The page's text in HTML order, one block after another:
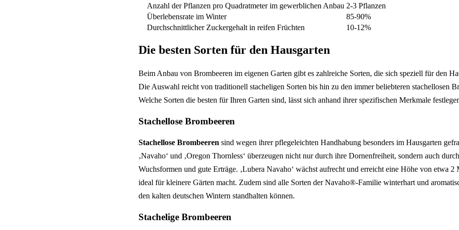
Anzahl der Pflanzen pro Quadratmeter im gewerblichen Anbau 2-3 Pflanzen
Überlebensrate im Winter
85-90%
Durchschnittlicher Zuckergehalt in reifen Früchten
10-12%
Die besten Sorten für den Hausgarten
Beim Anbau von Brombeeren im eigenen Garten gibt es zahlreiche Sorten, die sich speziell für den
Die Auswahl reicht von traditionell stacheligen Sorten bis hin zu den immer beliebteren stachellosen
Welche Sorten die besten für Ihren Garten sind, lässt sich anhand ihrer spezifischen Merkmale
Stachellose Brombeeren
Stachellose Brombeeren sind wegen ihrer pflegeleichten Handhabung besonders im Hausgarten
‚Navaho‘ und ‚Oregon Thornless‘ überzeugen nicht nur durch ihre Dornenfreiheit, sondern auch
Wuchsformen und gute Erträge. ‚Lubera Navaho‘ wächst aufrecht und erreicht eine Höhe von etwa 2
ideal für kleinere Gärten macht. Zudem sind alle Sorten der Navaho®-Familie winterhart und
den kalten deutschen Wintern standhalten können.
Stachelige Brombeeren